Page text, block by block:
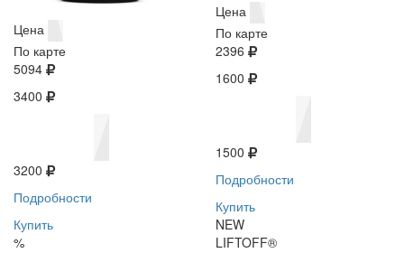
Цена
По карте
5094
3400
3200
Подробности
Купить
%
Цена
По карте
2396
1600
1500
Подробности
Купить
NEW
LIFTOFF®